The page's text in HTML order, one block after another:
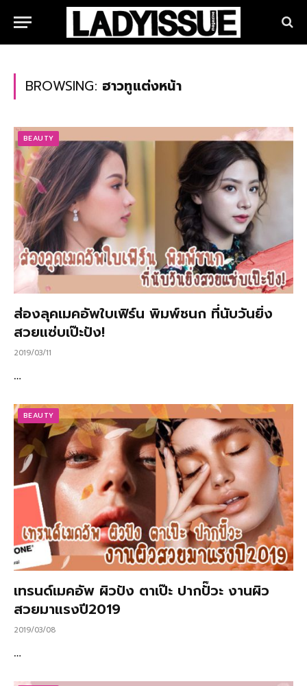
BROWSING: ฮาวทูแต่งหน้า
BEAUTY
ส่องลุคเมคอัพใบเฟิร์น พิมพ์ชนก ที่นับวันยิ่ง
สวยแซ่บเป๊ะปัง!
2019/03/11
…
BEAUTY
เทรนด์เมคอัพ ผิวปัง ตาเป๊ะ ปากปั๊วะ งานผิว
สวยมาแรงปี2019
2019/03/08
…